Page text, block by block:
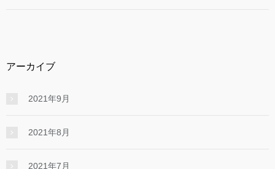
アーカイブ
2021年9月
2021年8月
2021年7月